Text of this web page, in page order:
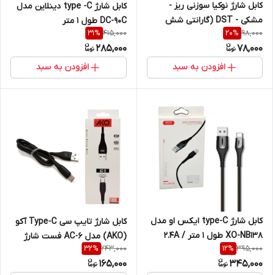
کابل شارژ نوکیا سوزنی ریز -
مشکی - DST (گارانتی شش
ماهه)
98,000
20%
78,000
افزودن به سبد
کابل شارژ type -C دینلاین مدل
DC-90C طول 1 متر
415,000
31%
285,000
افزودن به سبد
کابل شارژ type-C ایکس او مدل
XO-NB138 طول 1 متر / 2.4A
395,000
12%
345,000
کابل شارژ تایپ سی Type-C آکو
(AKO) مدل AC-6 فست شارژ
243,000
32%
165,000